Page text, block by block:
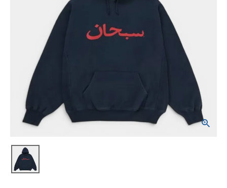
Supreme シュプ
リーム 2026SS
Arabic Logo
Sweatshirt ア
ラビックロゴ フー
デッドスウェットパ
ーカー ネイビー
(税込)
NEW ITEMS
CATEGORY
Tシャツ・ロングスリーブ
パーカー・トレーナー